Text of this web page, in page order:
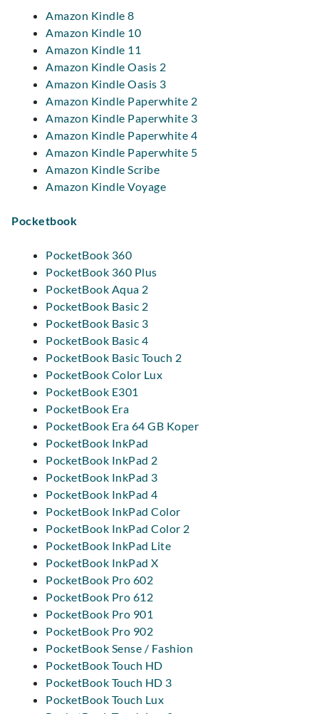
Amazon Kindle 8
Amazon Kindle 10
Amazon Kindle 11
Amazon Kindle Oasis 2
Amazon Kindle Oasis 3
Amazon Kindle Paperwhite 2
Amazon Kindle Paperwhite 3
Amazon Kindle Paperwhite 4
Amazon Kindle Paperwhite 5
Amazon Kindle Scribe
Amazon Kindle Voyage
Pocketbook
PocketBook 360
PocketBook 360 Plus
PocketBook Aqua 2
PocketBook Basic 2
PocketBook Basic 3
PocketBook Basic 4
PocketBook Basic Touch 2
PocketBook Color Lux
PocketBook E301
PocketBook Era
PocketBook Era 64 GB Koper
PocketBook InkPad
PocketBook InkPad 2
PocketBook InkPad 3
PocketBook InkPad 4
PocketBook InkPad Color
PocketBook InkPad Color 2
PocketBook InkPad Lite
PocketBook InkPad X
PocketBook Pro 602
PocketBook Pro 612
PocketBook Pro 901
PocketBook Pro 902
PocketBook Sense / Fashion
PocketBook Touch HD
PocketBook Touch HD 3
PocketBook Touch Lux